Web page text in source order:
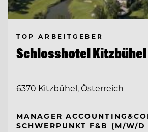
TOP ARBEITGEBER
Schlosshotel Kitzbühel
6370 Kitzbühel, Österreich
MANAGER
SCHWERPUNKT F&B (M/W/D